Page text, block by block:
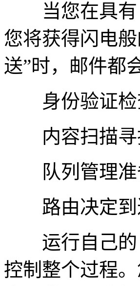
当您在具有
您将获得闪电
送”时，邮件都
身份验证检
内容扫描寻
队列管理准
路由决定到
运行自己的
控制整个过程